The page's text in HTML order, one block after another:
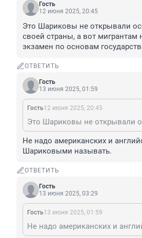
Гость
12 июня 2025, 20:45
Это Шариковы не открывали
своей страны, а вот мигрантам
экзамен по основам
ОТВЕТИТЬ
Гость
13 июня 2025, 01:59
Гость12 июня 2025, 20:45
Не надо американских и
Шариковыми называть.
ОТВЕТИТЬ
Гость
13 июня 2025, 03:29
Гость13 июня 2025, 01:59